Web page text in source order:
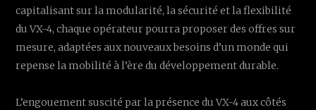
capitalisant sur la modularité, la sécurité et la flexibilité
du VX-4, chaque opérateur pourra proposer des offres sur
mesure, adaptées aux nouveaux besoins d’un monde qui
repense la mobilité à l’ère du développement durable.
L’engouement suscité par la présence du VX-4 aux côtés